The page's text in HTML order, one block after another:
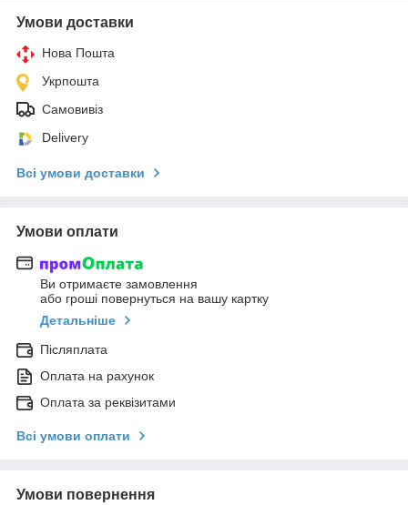
Умови доставки
Нова Пошта
Укрпошта
Самовивіз
Delivery
Всі умови доставки
Умови оплати
Ви отримаєте замовлення
або гроші повернуться на вашу картку
Детальніше
Післяплата
Оплата на рахунок
Оплата за реквізитами
Всі умови оплати
Умови повернення